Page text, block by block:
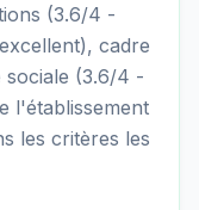
(3.6/4 -
cadre
sociale (3.6/4 -
l'établissement
les critères les